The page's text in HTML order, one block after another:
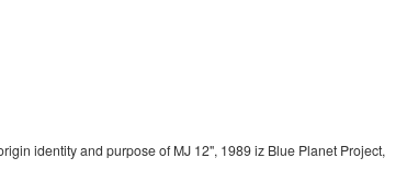
identity and purpose of MJ 12", 1989 iz Blue Planet Project,